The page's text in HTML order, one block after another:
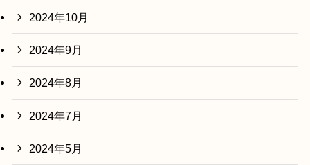
2024年10月
2024年9月
2024年8月
2024年7月
2024年5月